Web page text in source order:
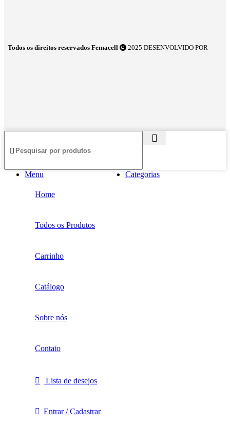
Todos os direitos reservados Femacell 2025 DESENVOLVIDO POR
Menu Categorias
Home
Todos os Produtos
Carrinho
Catálogo
Sobre nós
Contato
Lista de desejos
Entrar / Cadastrar